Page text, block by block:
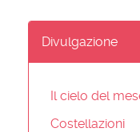
Divulgazione
Il cielo del
Costellazioni